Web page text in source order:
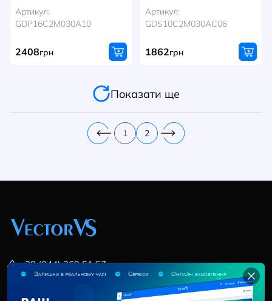
Артикул:
GDP16C2M030A10
2408грн
Артикул:
GDS10C2M030AC06
1862грн
Показати ще
1 2
+38 (044) 369 51 57
02095, Україна, м. Київ, вул. Трускавецька, 10-В, оф.
info@vector-vs.com